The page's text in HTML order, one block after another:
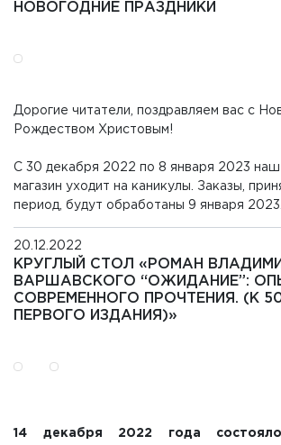
НОВОГОДНИЕ ПРАЗДНИКИ
Дорогие читатели, поздравляем вас с
Рождеством Христовым!
С 30 декабря 2022 по 8 января 2023 наш
магазин уходит на каникулы. Заказы,
период, будут обработаны 9 января 2023.
20.12.2022
КРУГЛЫЙ СТОЛ «РОМАН
ВАРШАВСКОГО “ОЖИДАНИЕ”:
СОВРЕМЕННОГО ПРОЧТЕНИЯ. (К
ПЕРВОГО ИЗДАНИЯ)»
14 декабря 2022 года